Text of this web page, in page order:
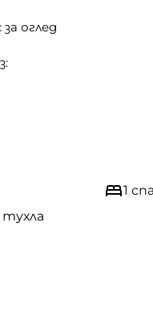
оглед
1